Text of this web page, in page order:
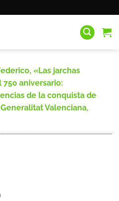
«Las jarchas
aniversario:
de la conquista de
Valenciana,